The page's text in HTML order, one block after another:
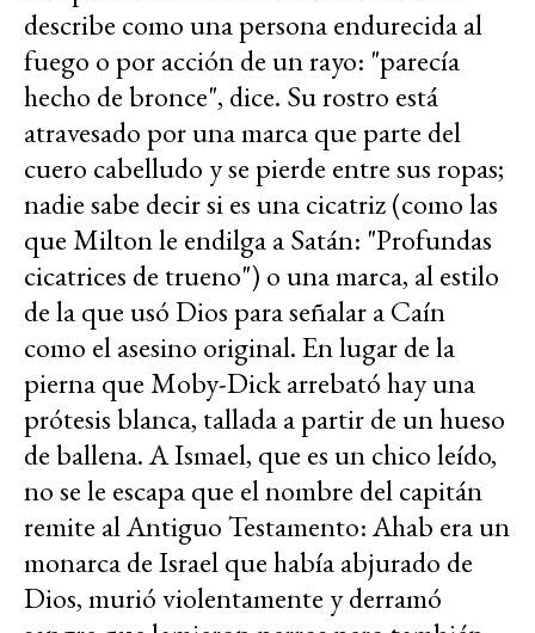
describe como una persona endurecida al
fuego o por acción de un rayo: "parecía
hecho de bronce", dice. Su rostro está
atravesado por una marca que parte del
cuero cabelludo y se pierde entre sus ropas;
nadie sabe decir si es una cicatriz (como las
que Milton le endilga a Satán: "Profundas
cicatrices de trueno") o una marca, al estilo
de la que usó Dios para señalar a Caín
como el asesino original. En lugar de la
pierna que Moby-Dick arrebató hay una
prótesis blanca, tallada a partir de un hueso
de ballena. A Ismael, que es un chico leído,
no se le escapa que el nombre del capitán
remite al Antiguo Testamento: Ahab era un
monarca de Israel que había abjurado de
Dios, murió violentamente y derramó